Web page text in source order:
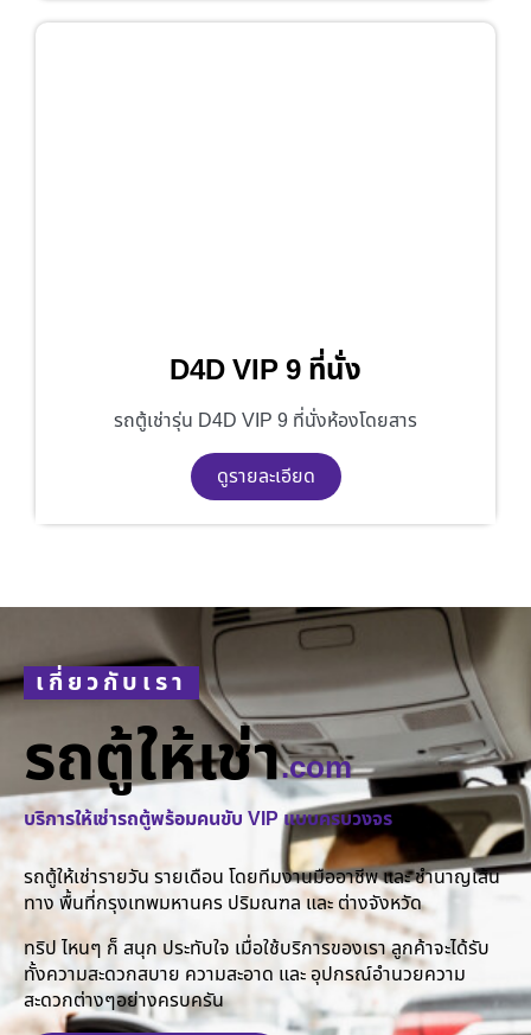
D4D VIP 9 ที่นั่ง
รถตู้เช่ารุ่น D4D VIP 9 ที่นั่งห้องโดยสาร
ดูรายละเอียด
เกี่ยวกับเรา
รถตู้ให้เช่า.com
บริการให้เช่ารถตู้พร้อมคนขับ VIP แบบครบวงจร
รถตู้ให้เช่ารายวัน รายเดือน โดยทีมงานมืออาชีพ และ ชำนาญเส้น
ทาง พื้นที่กรุงเทพมหานคร ปริมณฑล และ ต่างจังหวัด
ทริป ไหนๆ ก็ สนุก ประทับใจ เมื่อใช้บริการของเรา ลูกค้าจะได้รับ
ทั้งความสะดวกสบาย ความสะอาด และ อุปกรณ์อำนวยความ
สะดวกต่างๆอย่างครบครัน